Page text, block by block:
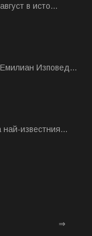
в исто...
Изповед...
известния...
⇒